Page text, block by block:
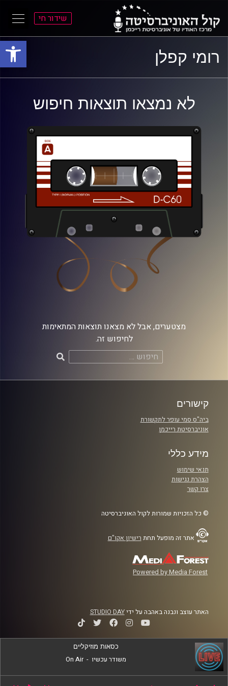
פתח
התפריט
הראשי
התוכן
הראשי
שידור חי
רומי קפלן
לא נמצאו תוצאות חיפוש
מצטערים, אבל לא מצאנו תוצאות המתאימות
לחיפוש זה.
חיפוש:
קישורים
ביה"ס סמי עופר לתקשורת
אוניברסיטת רייכמן
מידע כללי
תנאי שימוש
הצהרת נגישות
צרו קשר
© כל הזכויות שמורות לקול האוניברסיטה
אתר זה מופעל תחת רישיון אקו"ם
Powered by Media Forest
האתר עוצב ונבנה באהבה על ידיSTUDIO DAY
כסאות מוזיקליים
משודר עכשיו -
On Air